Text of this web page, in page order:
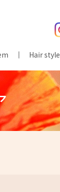
Hair style